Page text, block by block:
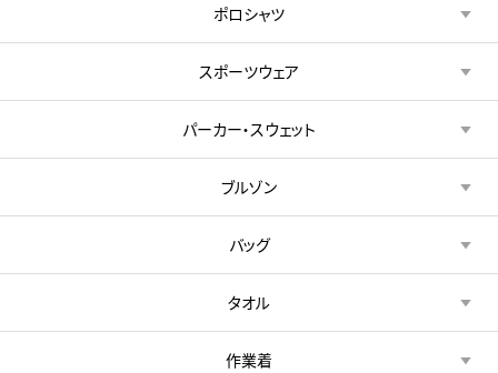
ポロシャツ
スポーツウェア
パーカー・スウェット
ブルゾン
バッグ
タオル
作業着